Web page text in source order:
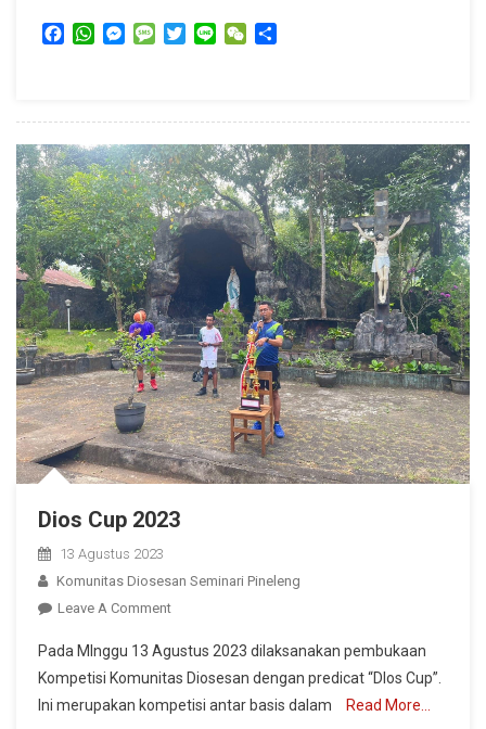
Kudus
FacebookWhatsApp
Messenger
Message
Twitter
Line WeChat
Dios Cup 2023
13 Agustus 2023
Komunitas Diosesan Seminari Pineleng
Leave A CommentOn
Cup
2023
Pada MInggu 13 Agustus 2023 dilaksanakan pembukaan
Kompetisi Komunitas Diosesan dengan predicat “DIos Cup”.
Ini merupakan kompetisi antar basis dalam
Read More…